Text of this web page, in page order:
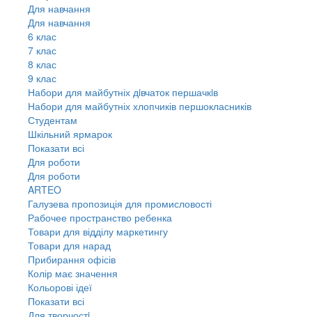
Для навчання
Для навчання
6 клас
7 клас
8 клас
9 клас
Набори для майбутніх дiвчаток першачкiв
Набори для майбутніх хлопчиків першокласників
Студентам
Шкільний ярмарок
Показати всі
Для роботи
Для роботи
ARTEO
Галузева пропозиція для промисловості
Рабочее пространство ребенка
Товари для відділу маркетингу
Товари для нарад
Прибирання офісів
Колір має значення
Кольорові ідеї
Показати всі